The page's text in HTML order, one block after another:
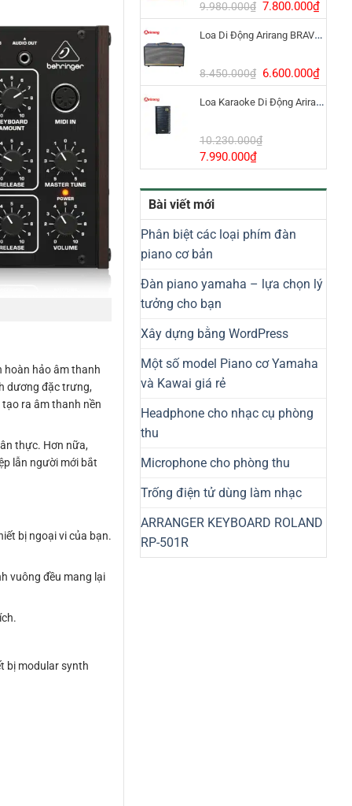
8.800.000₫.
9.980.000₫ Giá
gốc
là:
7.800.000₫Giá
hiện
tại
Loa Di Động Arirang BRAVO 8 800W Có Micro
8.450.000₫ Giá
gốc
là:
6.600.000₫Giá
hiện
tại
Loa Karaoke Di Động Arirang EDGE-X Model I
10.230.000₫
Giá
gốc
là:
10.230.000₫.
7.990.000₫Giá
hiện
tại
7.990.000₫.
Bài viết mới
Phân biệt các loại phím đàn
piano cơ bản
Đàn piano yamaha – lựa chọn lý
tưởng cho bạn
Xây dựng bằng WordPress
Một số model Piano cơ Yamaha
và Kawai giá rẻ
Headphone cho nhạc cụ phòng
thu
Microphone cho phòng thu
Trống điện tử dùng làm nhạc
ARRANGER KEYBOARD ROLAND
RP-501R
hoàn hảo âm thanh
dương đặc trưng,
ra âm thanh nền
thực. Hơn nữa,
lẫn người mới bắt
bị ngoại vi của bạn.
vuông đều mang lại
bị modular synth